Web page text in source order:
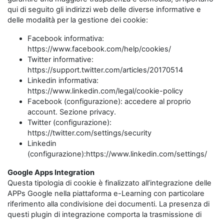
qui di seguito gli indirizzi web delle diverse informative e
delle modalità per la gestione dei cookie:
Facebook informativa:
https://www.facebook.com/help/cookies/
Twitter informative:
https://support.twitter.com/articles/20170514
Linkedin informativa:
https://www.linkedin.com/legal/cookie-policy
Facebook (configurazione): accedere al proprio
account. Sezione privacy.
Twitter (configurazione):
https://twitter.com/settings/security
Linkedin
(configurazione):https://www.linkedin.com/settings/
Google Apps Integration
Questa tipologia di cookie è finalizzato all’integrazione delle
APPs Google nella piattaforma e-Learning con particolare
riferimento alla condivisione dei documenti. La presenza di
questi plugin di integrazione comporta la trasmissione di